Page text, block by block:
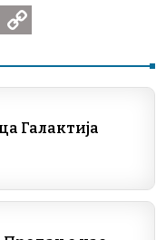
y
i
Галактија